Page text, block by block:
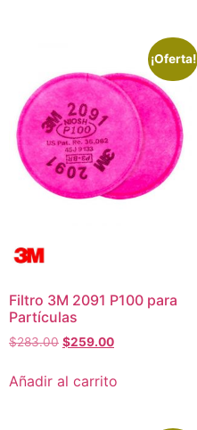
¡Oferta!
Filtro 3M 2091 P100 para
Partículas
$283.00 $259.00
Añadir al carrito